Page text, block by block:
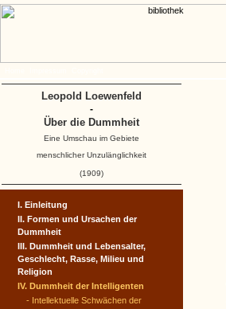
I. Einleitung
II. Formen und Ursachen der
Dummheit
III. Dummheit und Lebensalter,
Geschlecht, Rasse, Milieu und
Religion
IV. Dummheit der Intelligenten
- Intellektuelle Schwächen der
Leopold Loewenfeld
-
Über die Dummheit
Eine Umschau im Gebiete
menschlicher Unzulänglichkeit
(1909)